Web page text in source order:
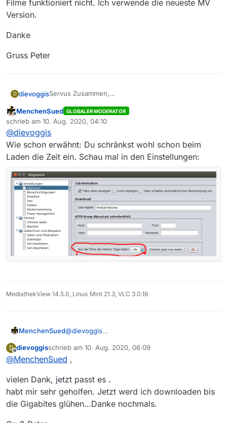
Filme funktioniert nicht. Ich verwende die neueste MV
Version.
Danke
Gruss Peter
D dievoggisServus Zusammen,
Genau die Zahl in den Klammern wird nicht
angezeigt. Ich kann 1 bis 30 Tage mit der
entsprechenden Anzahl an Filmen filtern. Unendlich
, also die etwa 310000 Filme funktioniert nicht. Ich
Danke
Gruss Peter
Offline
MenchenSued GLOBALER MODERATOR
schrieb am 10. Aug. 2020, 04:10
zuletzt editiert von
@dievoggis
Wie schon erwähnt: Du schränkst wohl schon beim
Laden die Zeit ein. Schau mal in den Einstellungen:
MediathekView 14.5.0, Linux Mint 21.3, VLC 3.0.16
MenchenSued@dievoggis
beim Laden die Zeit ein. Schau mal in den
Einstellungen:
D
Offline
dievoggisschrieb am 10. Aug. 2020, 06:09
zuletzt editiert von
@MenchenSued ,
vielen Dank, jetzt passt es .
habt mir sehr geholfen. Jetzt werd ich downloaden bis
die Gigabites glühen…Danke nochmals.